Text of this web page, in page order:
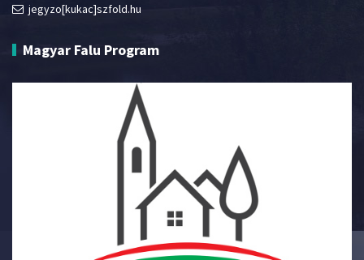
jegyzo[kukac]szfold.hu
Magyar Falu Program